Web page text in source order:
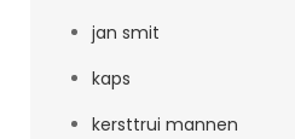
jan smit
kaps
kersttrui mannen